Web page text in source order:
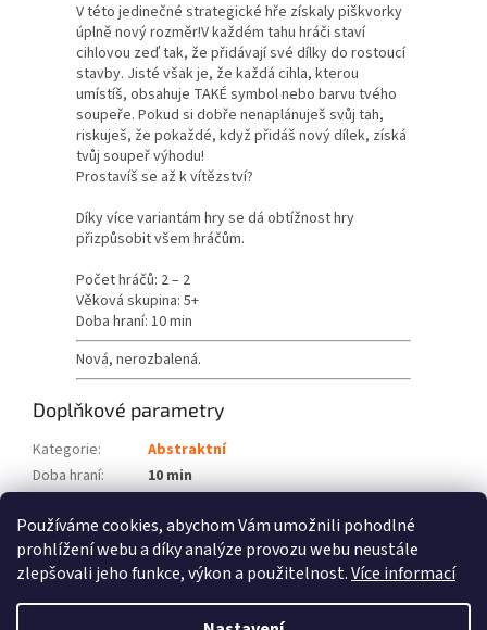
Používáme cookies, abychom Vám umožnili pohodlné
prohlížení webu a díky analýze provozu webu neustále
zlepšovali jeho funkce, výkon a použitelnost.Více informací
V této jedinečné strategické hře získaly piškvorky
úplně nový rozměr!V každém tahu hráči staví
cihlovou zeď tak, že přidávají své dílky do rostoucí
stavby. Jisté však je, že každá cihla, kterou
umístíš, obsahuje TAKÉ symbol nebo barvu tvého
soupeře. Pokud si dobře nenaplánuješ svůj tah,
riskuješ, že pokaždé, když přidáš nový dílek, získá
tvůj soupeř výhodu!
Prostavíš se až k vítězství?
Díky více variantám hry se dá obtížnost hry
přizpůsobit všem hráčům.
Počet hráčů: 2 – 2
Věková skupina: 5+
Doba hraní: 10 min
Nová, nerozbalená.
Doplňkové parametry
Kategorie:
Abstraktní
Doba hraní:
10 min
Věková skupina: 5+